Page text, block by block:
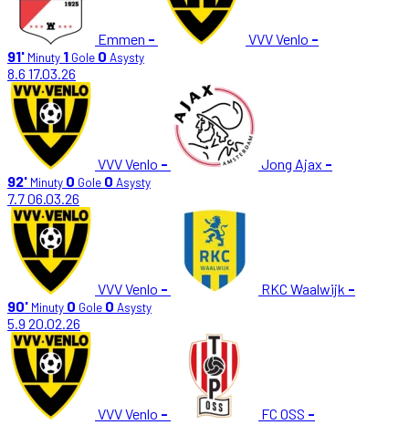
Emmen - VVV Venlo -
91' Minuty 1 Gole 0 Asysty
8.6 17.03.26
VVV Venlo - Jong Ajax -
92' Minuty 0 Gole 0 Asysty
7.706.03.26
VVV Venlo - RKC Waalwijk -
90' Minuty 0 Gole 0 Asysty
5.9 20.02.26
VVV Venlo - FC OSS -